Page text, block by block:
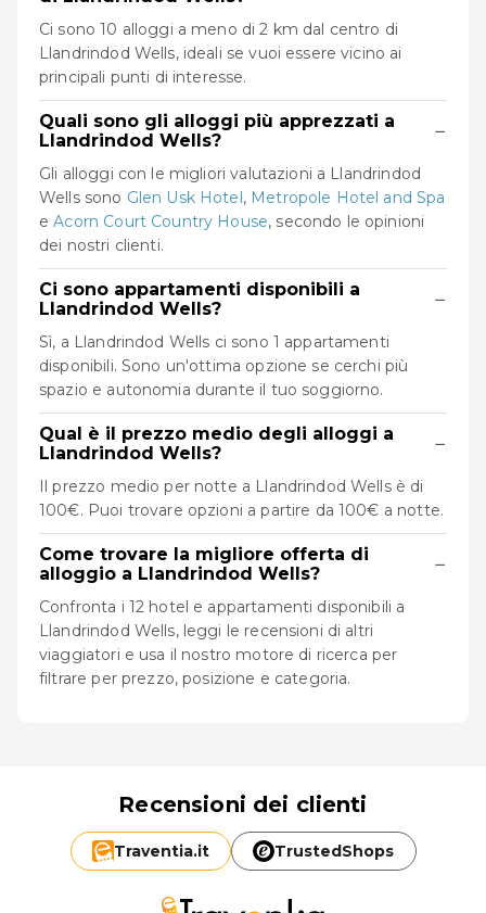
Ci sono 10 alloggi a meno di 2 km dal centro di
Llandrindod Wells, ideali se vuoi essere vicino ai
principali punti di interesse.
Quali sono gli alloggi più apprezzati a
Llandrindod Wells?
−
Gli alloggi con le migliori valutazioni a Llandrindod
Wells sono Glen Usk Hotel, Metropole Hotel and Spa
eAcorn Court Country House, secondo le opinioni
dei nostri clienti.
Ci sono appartamenti disponibili a
Llandrindod Wells?
−
Sì, a Llandrindod Wells ci sono 1 appartamenti
disponibili. Sono un'ottima opzione se cerchi più
spazio e autonomia durante il tuo soggiorno.
Qual è il prezzo medio degli alloggi a
Llandrindod Wells?
−
Il prezzo medio per notte a Llandrindod Wells è di
100€. Puoi trovare opzioni a partire da 100€ a notte.
Come trovare la migliore offerta di
alloggio a Llandrindod Wells?
−
Confronta i 12 hotel e appartamenti disponibili a
Llandrindod Wells, leggi le recensioni di altri
viaggiatori e usa il nostro motore di ricerca per
filtrare per prezzo, posizione e categoria.
Recensioni dei clienti
Traventia.it TrustedShops